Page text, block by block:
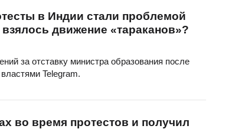
в Индии стали проблемой
движение «тараканов»?
за отставку министра образования после
Telegram.
во время протестов и получил